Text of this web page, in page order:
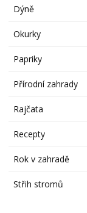
Dýně
Okurky
Papriky
Přírodní zahrady
Rajčata
Recepty
Rok v zahradě
Střih stromů